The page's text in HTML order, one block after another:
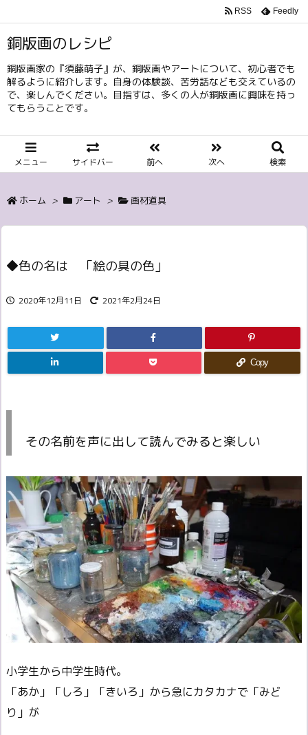
銅版画のレシピ
銅版画家の『須藤萌子』が、銅版画やアートについて、初心者でも
解るように紹介します。自身の体験談、苦労話なども交えているの
で、楽しんでください。目指すは、多くの人が銅版画に興味を持っ
てもらうことです。
メニュー サイドバー 前へ 次へ 検索
RSS Feedly
ホーム > アート > 画材道具
◆色の名は 「絵の具の色」
2020年12月11日 2021年2月24日
Copy
その名前を声に出して読んでみると楽しい
小学生から中学生時代。
「あか」「しろ」「きいろ」から急にカタカナで「みど
り」が